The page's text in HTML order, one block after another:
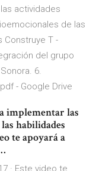
actividades
de las
Construye T -
del grupo
6.
- Google Drive
implementar las
habilidades
te apoyará a